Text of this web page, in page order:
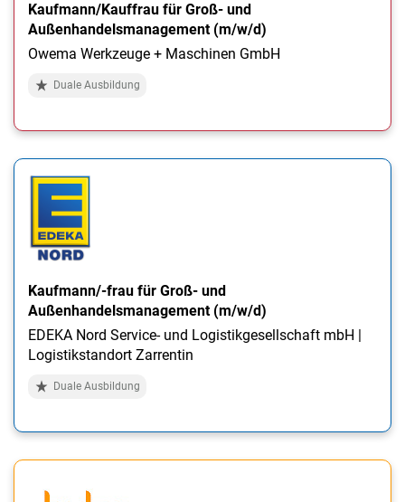
Kaufmann/Kauffrau für Groß- und
Außenhandelsmanagement (m/w/d)
Owema Werkzeuge + Maschinen GmbH
Duale Ausbildung
Kaufmann/-frau für Groß- und
Außenhandelsmanagement (m/w/d)
EDEKA Nord Service- und Logistikgesellschaft mbH |
Logistikstandort Zarrentin
Duale Ausbildung